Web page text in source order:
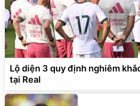
Lộ diện 3 quy định nghiêm
tại Real